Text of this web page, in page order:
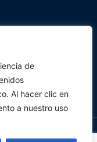
de
Al hacer clic en
a nuestro uso